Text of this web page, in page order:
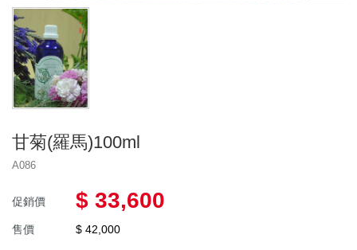
甘菊(羅馬)100ml
A086
促銷價 $ 33,600
售價 $ 42,000